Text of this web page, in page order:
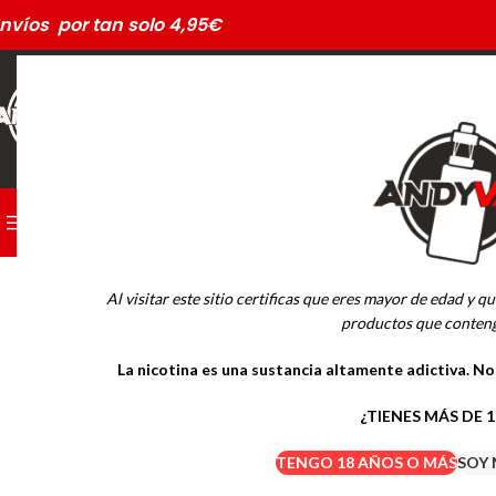
Al visitar este sitio certificas que eres mayor de edad y
productos que
La nicotina es una sustancia altamente adictiva.
¿TIENES MÁS DE
TENGO 18 AÑOS O MÁSSOY
por tan solo 4,95€
PODS DESECHABLES
Drifter Desechables